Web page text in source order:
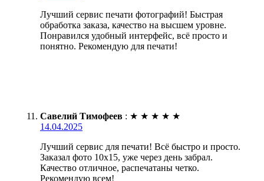
Лучший сервис печати фотографий! Быстрая
обработка заказа, качество на высшем уровне.
Понравился удобный интерфейс, всё просто и
понятно. Рекомендую для печати!
Савелий Тимофеев : ★ ★ ★ ★ ★
14.04.2025
Лучший сервис для печати! Всё быстро и просто.
Заказал фото 10х15, уже через день забрал.
Качество отличное, распечатаны четко.
Рекомендую всем!